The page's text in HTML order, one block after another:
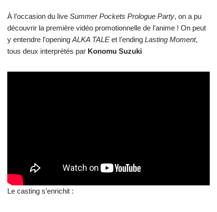
À l’occasion du live Summer Pockets Prologue Party, on a pu
découvrir la première vidéo promotionnelle de l’anime ! On peut
y entendre l’opening ALKA TALE et l’ending Lasting Moment,
tous deux interprétés par Konomu Suzuki
Le casting s’enrichit :